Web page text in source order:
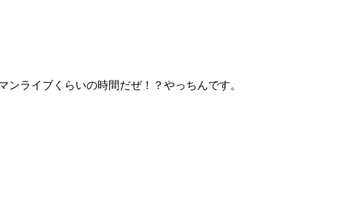
ライブくらいの時間だぜ！？やっちんです。